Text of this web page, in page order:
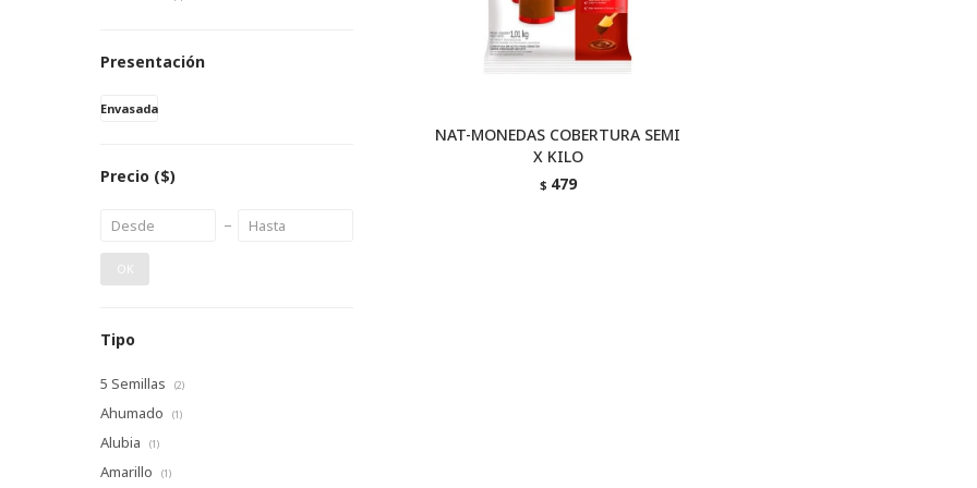
NAT-MONEDAS COBERTURA SEMI
X KILO
$ 479
Presentación
Envasada
Precio ($)
OK
Tipo
5 Semillas (2)
Ahumado (1)
Alubia (1)
Amarillo (1)